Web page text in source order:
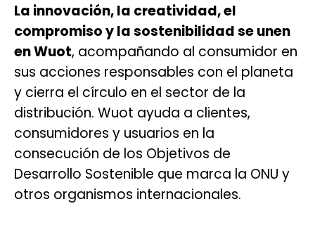
La innovación, la creatividad, el
compromiso y la sostenibilidad se unen
en Wuot, acompañando al consumidor en
sus acciones responsables con el planeta
y cierra el círculo en el sector de la
distribución. Wuot ayuda a clientes,
consumidores y usuarios en la
consecución de los Objetivos de
Desarrollo Sostenible que marca la ONU y
otros organismos internacionales.